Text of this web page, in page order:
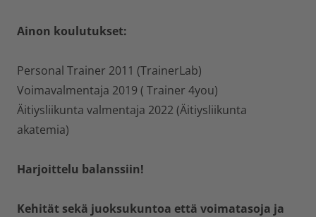
Ainon koulutukset:
Personal Trainer 2011 (TrainerLab)
Voimavalmentaja 2019 ( Trainer 4you)
Äitiysliikunta valmentaja 2022 (Äitiysliikunta
akatemia)
Harjoittelu balanssiin!
Kehität sekä juoksukuntoa että voimatasoja ja